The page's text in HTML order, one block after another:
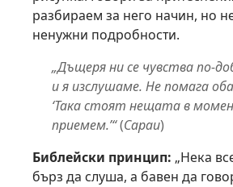
разбираем за него начин, но
ненужни подробности.
„Дъщеря ни се чувства по-
и я изслушаме. Не помага
‘Така стоят нещата в
приемем.’“(Сараи)
Библейски принцип: „Нека
бърз да слуша, а бавен да